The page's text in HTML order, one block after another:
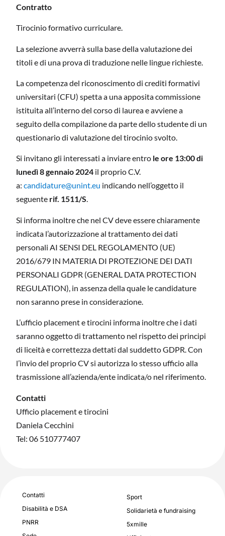
Contratto
Tirocinio formativo curriculare.
La selezione avverrà sulla base della valutazione dei
titoli e di una prova di traduzione nelle lingue richieste.
La competenza del riconoscimento di crediti formativi
universitari (CFU) spetta a una apposita commissione
istituita all’interno del corso di laurea e avviene a
seguito della compilazione da parte dello studente di un
questionario di valutazione del tirocinio svolto.
Si invitano gli interessati a inviare entro le ore 13:00 di
lunedì8 gennaio 2024 il proprio C.V.
a: candidature@unint.eu indicando nell’oggetto il
seguente rif. 1511/S.
Si informa inoltre che nel CV deve essere chiaramente
indicata l’autorizzazione al trattamento dei dati
personali AI SENSI DEL REGOLAMENTO (UE)
2016/679 IN MATERIA DI PROTEZIONE DEI DATI
PERSONALI GDPR (GENERAL DATA PROTECTION
REGULATION), in assenza della quale le candidature
non saranno prese in considerazione.
L’ufficio placement e tirocini informa inoltre che i dati
saranno oggetto di trattamento nel rispetto dei principi
di liceità e correttezza dettati dal suddetto GDPR. Con
l’invio del proprio CV si autorizza lo stesso ufficio alla
trasmissione all’azienda/ente indicata/o nel riferimento.
Contatti
Ufficio placement e tirocini
Daniela Cecchini
Tel: 06 510777407
Contatti
Disabilità e DSA
PNRR
Sport
Solidarietà e fundraising
5xmille